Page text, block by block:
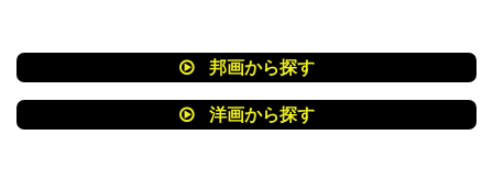
邦画から探す
洋画から探す